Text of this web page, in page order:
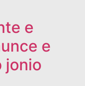
e
e
jonio